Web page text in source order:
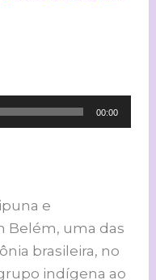
00:00
e
Belém, uma das
brasileira, no
indígena ao